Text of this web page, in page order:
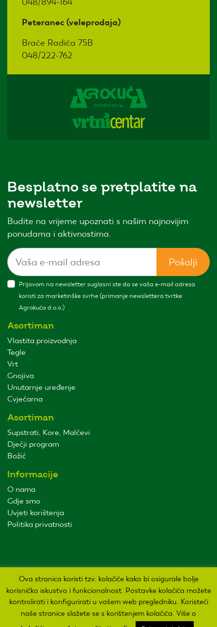
Peteranec (veleprodaja)
Braće Radića 75B
048/222-762
Besplatno se pretplatite na
newsletter
Budite na vrijeme upoznati s našim najnovijim
ponudama i aktivnostima.
Pošalji
Prijavom na newsletter suglasni ste da se vaša e-mail adresa
koristi za marketinške svrhe (primanje newslettera tvrtke
Agrokuća d.o.o.)
Asortiman
Vlastita proizvodnja
Tegle
Vrt
Gnojiva
Unutarnje uređenje
Cvjećarna
Asortiman
Supstrati, Kore, Malčevi
Dječji program
Božić
Informacije
O nama
Gdje smo
Uvjeti korištenja
Politika privatnosti
Sva prava pridržana Agro kuća d.o.o. 2019. Izrada:
Ova stranica koristi tzv. kolačiće kako bi osigurale bolje
korisničko iskustvo i funkcionalnost. Postavke kolačića možete
kontrolirati i konfigurirati u vašem web pregledniku. Koristeći
naše stranice slažete se s korištenjem kolačića. Više o